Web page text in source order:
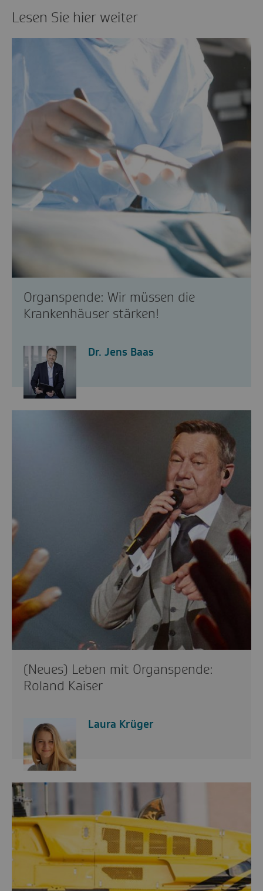
Lesen Sie hier weiter
Organspende: Wir müssen die
Krankenhäuser stärken!
Dr. Jens Baas
(Neues) Leben mit Organspende:
Roland Kaiser
Laura Krüger